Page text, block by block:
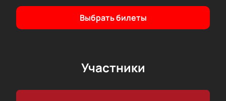
бэнгерами.
Купить билеты на концерт «Би-2» можно на этом
сайте. Мы предлагаем только официальные
Выбрать билеты
Участники